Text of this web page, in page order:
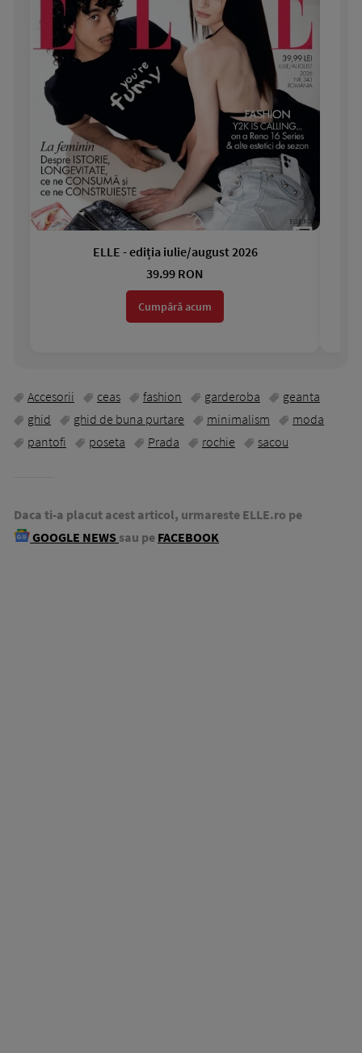
ELLE - ediția iulie/august 2026
39.99 RON
Cumpără acum
Accesorii ceas fashion garderoba
geanta
ghid
ghid de buna purtare minimalism
moda
pantofi
poseta Prada rochie sacou
Daca ti-a placut acest articol, urmareste ELLE.ro pe
GOOGLE NEWS sau pe FACEBOOK